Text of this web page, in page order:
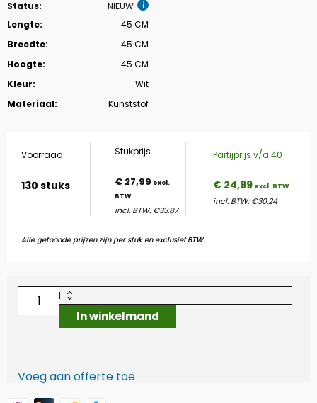
Status:
NIEUW
Lengte:
45 CM
Breedte:
45 CM
Hoogte:
45 CM
Kleur:
Wit
Materiaal:
Kunststof
Voorraad
130 stuks
Stukprijs
€27,99
incl. BTW: €33,87
Partijprijs v/a 40
€ 24,99
incl. BTW: €30,24
Alle getoonde prijzen zijn per stuk en exclusief BTW
In winkelmand
Voeg aan offerte toe